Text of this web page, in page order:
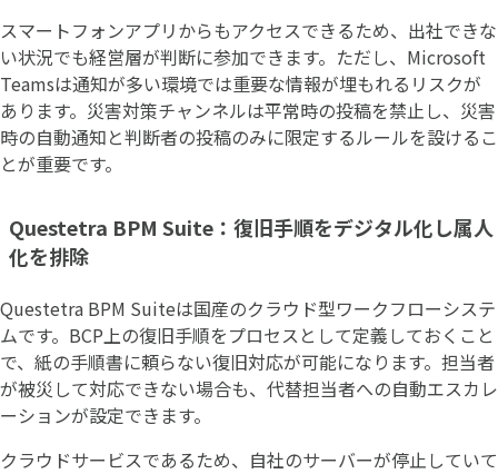
スマートフォンアプリからもアクセスできるため、出社できな
い状況でも経営層が判断に参加できます。ただし、Microsoft
Teamsは通知が多い環境では重要な情報が埋もれるリスクが
あります。災害対策チャンネルは平常時の投稿を禁止し、災害
時の自動通知と判断者の投稿のみに限定するルールを設けるこ
とが重要です。
Questetra BPM Suite：復旧手順をデジタル化し属人
化を排除
Questetra BPM Suiteは国産のクラウド型ワークフローシステ
ムです。BCP上の復旧手順をプロセスとして定義しておくこと
で、紙の手順書に頼らない復旧対応が可能になります。担当者
が被災して対応できない場合も、代替担当者への自動エスカレ
ーションが設定できます。
クラウドサービスであるため、自社のサーバーが停止していて